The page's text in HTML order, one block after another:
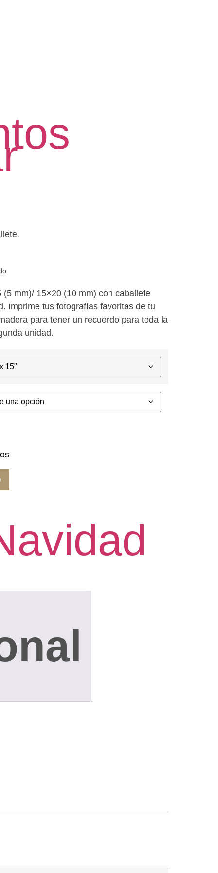
mm)/ 15×20 (10 mm) con caballete
Imprime tus fotografías favoritas de tu
para tener un recuerdo para toda la
unidad.